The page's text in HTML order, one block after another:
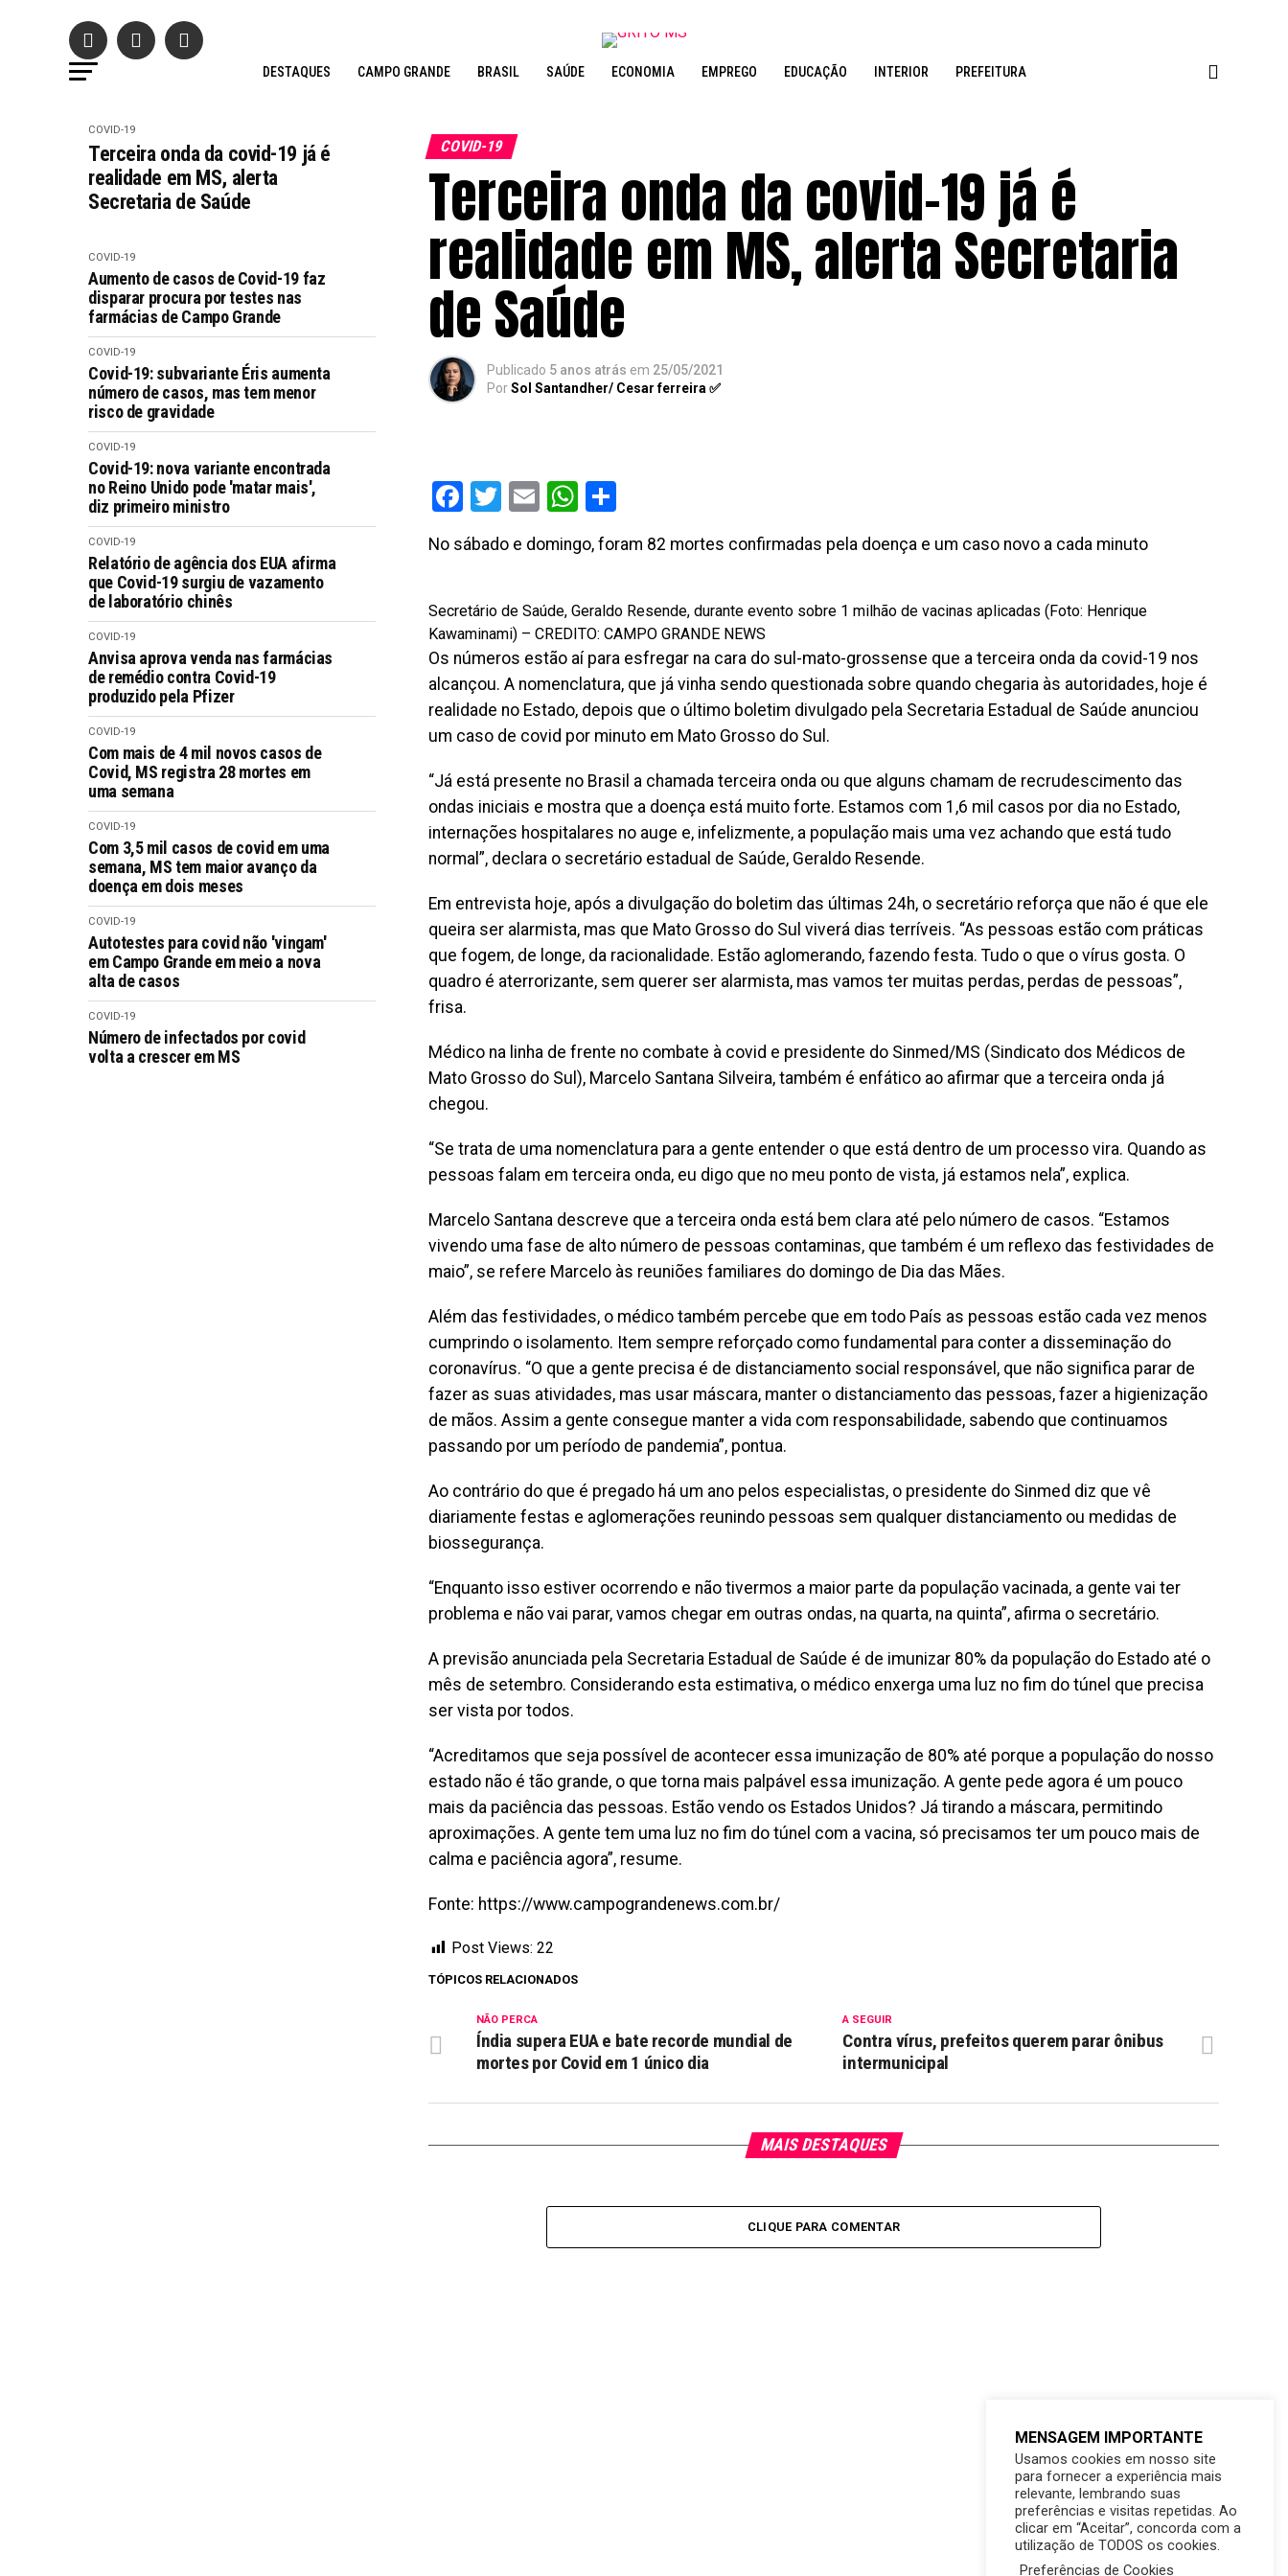
DESTAQUES CAMPO GRANDE BRASIL SAÚDE ECONOMIA EMPREGO EDUCAÇÃO INTERIOR PREFEITURA
COVID-19
Terceira onda da covid-19 já é
realidade em MS, alerta
Secretaria de Saúde
COVID-19
Aumento de casos de Covid-19 faz
disparar procura por testes nas
farmácias de Campo Grande
COVID-19
Covid-19: subvariante Éris aumenta
número de casos, mas tem menor
risco de gravidade
COVID-19
Covid-19: nova variante encontrada
no Reino Unido pode 'matar mais',
diz primeiro ministro
COVID-19
Relatório de agência dos EUA afirma
que Covid-19 surgiu de vazamento
de laboratório chinês
COVID-19
Anvisa aprova venda nas farmácias
de remédio contra Covid-19
produzido pela Pfizer
COVID-19
Com mais de 4 mil novos casos de
Covid, MS registra 28 mortes em
uma semana
COVID-19
Com 3,5 mil casos de covid em uma
semana, MS tem maior avanço da
doença em dois meses
COVID-19
Autotestes para covid não 'vingam'
em Campo Grande em meio a nova
alta de casos
COVID-19
Número de infectados por covid
volta a crescer em MS
COVID-19
Terceira onda da covid-19 já é
realidade em MS, alerta Secretaria
de Saúde
Publicado 5 anos atrás em 25/05/2021
PorSol Santandher/ Cesar ferreira ✅
Facebook
Twitter
EmailWhatsApp
No sábado e domingo, foram 82 mortes confirmadas pela doença e um caso novo a cada minuto
Secretário de Saúde, Geraldo Resende, durante evento sobre 1 milhão de vacinas aplicadas (Foto: Henrique
Kawaminami) – CREDITO: CAMPO GRANDE NEWS
Os números estão aí para esfregar na cara do sul-mato-grossense que a terceira onda da covid-19 nos
alcançou. A nomenclatura, que já vinha sendo questionada sobre quando chegaria às autoridades, hoje é
realidade no Estado, depois que o último boletim divulgado pela Secretaria Estadual de Saúde anunciou
um caso de covid por minuto em Mato Grosso do Sul.
“Já está presente no Brasil a chamada terceira onda ou que alguns chamam de recrudescimento das
ondas iniciais e mostra que a doença está muito forte. Estamos com 1,6 mil casos por dia no Estado,
internações hospitalares no auge e, infelizmente, a população mais uma vez achando que está tudo
normal”, declara o secretário estadual de Saúde, Geraldo Resende.
Em entrevista hoje, após a divulgação do boletim das últimas 24h, o secretário reforça que não é que ele
queira ser alarmista, mas que Mato Grosso do Sul viverá dias terríveis. “As pessoas estão com práticas
que fogem, de longe, da racionalidade. Estão aglomerando, fazendo festa. Tudo o que o vírus gosta. O
quadro é aterrorizante, sem querer ser alarmista, mas vamos ter muitas perdas, perdas de pessoas”,
frisa.
Médico na linha de frente no combate à covid e presidente do Sinmed/MS (Sindicato dos Médicos de
Mato Grosso do Sul), Marcelo Santana Silveira, também é enfático ao afirmar que a terceira onda já
chegou.
“Se trata de uma nomenclatura para a gente entender o que está dentro de um processo vira. Quando as
pessoas falam em terceira onda, eu digo que no meu ponto de vista, já estamos nela”, explica.
Marcelo Santana descreve que a terceira onda está bem clara até pelo número de casos. “Estamos
vivendo uma fase de alto número de pessoas contaminas, que também é um reflexo das festividades de
maio”, se refere Marcelo às reuniões familiares do domingo de Dia das Mães.
Além das festividades, o médico também percebe que em todo País as pessoas estão cada vez menos
cumprindo o isolamento. Item sempre reforçado como fundamental para conter a disseminação do
coronavírus. “O que a gente precisa é de distanciamento social responsável, que não significa parar de
fazer as suas atividades, mas usar máscara, manter o distanciamento das pessoas, fazer a higienização
de mãos. Assim a gente consegue manter a vida com responsabilidade, sabendo que continuamos
passando por um período de pandemia”, pontua.
Ao contrário do que é pregado há um ano pelos especialistas, o presidente do Sinmed diz que vê
diariamente festas e aglomerações reunindo pessoas sem qualquer distanciamento ou medidas de
biossegurança.
“Enquanto isso estiver ocorrendo e não tivermos a maior parte da população vacinada, a gente vai ter
problema e não vai parar, vamos chegar em outras ondas, na quarta, na quinta”, afirma o secretário.
A previsão anunciada pela Secretaria Estadual de Saúde é de imunizar 80% da população do Estado até o
mês de setembro. Considerando esta estimativa, o médico enxerga uma luz no fim do túnel que precisa
ser vista por todos.
“Acreditamos que seja possível de acontecer essa imunização de 80% até porque a população do nosso
estado não é tão grande, o que torna mais palpável essa imunização. A gente pede agora é um pouco
mais da paciência das pessoas. Estão vendo os Estados Unidos? Já tirando a máscara, permitindo
aproximações. A gente tem uma luz no fim do túnel com a vacina, só precisamos ter um pouco mais de
calma e paciência agora”, resume.
Fonte: https://www.campograndenews.com.br/
Post Views: 22
TÓPICOS RELACIONADOS
A SEGUIR
Contra vírus, prefeitos querem parar ônibus
intermunicipal
NÃO PERCA
Índia supera EUA e bate recorde mundial de
mortes por Covid em 1 único dia
MAIS DESTAQUES
CLIQUE PARA COMENTAR
MENSAGEM IMPORTANTE
Usamos cookies em nosso site
para fornecer a experiência mais
relevante, lembrando suas
preferências e visitas repetidas. Ao
clicar em “Aceitar”, concorda com a
utilização de TODOS os cookies.
Preferências de Cookies